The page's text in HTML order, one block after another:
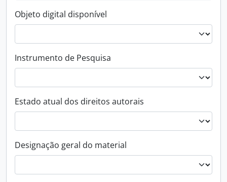
Objeto digital disponível
Instrumento de Pesquisa
Estado atual dos direitos autorais
Designação geral do material